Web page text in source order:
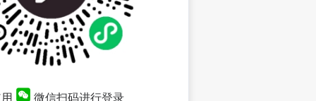
微信扫码进行登录